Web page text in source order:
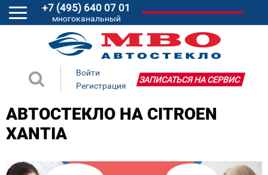
+7 (495) 640 07 01
многоканальный
Войти
Регистрация
ЗАПИСАТЬСЯ НА СЕРВИС
АВТОСТЕКЛО НА CITROEN
XANTIA